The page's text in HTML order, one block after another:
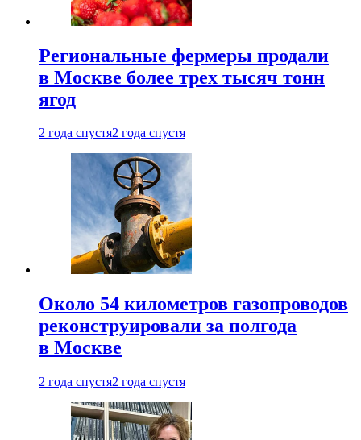
Региональные фермеры продали
в Москве более трех тысяч тонн
ягод
2 года спустя2 года спустя
Около 54 километров газопроводов
реконструировали за полгода
в Москве
2 года спустя2 года спустя